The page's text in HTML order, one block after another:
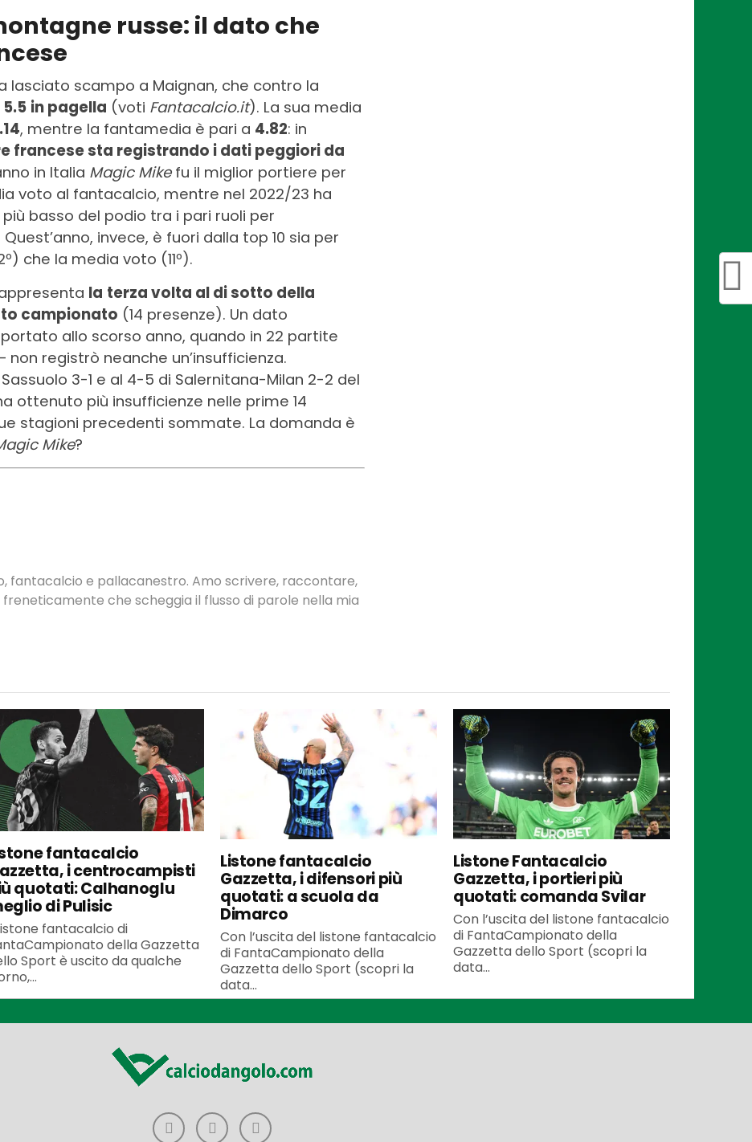
russe: il dato che
lasciato scampo a Maignan, che contro la
5.5 in pagella (voti Fantacalcio.it). La sua media
, mentre la fantamedia è pari a 4.82: in
francese sta registrando i dati peggiori da
in Italia Magic Mikefu il miglior portiere per
voto al fantacalcio, mentre nel 2022/23 ha
basso del podio tra i pari ruoli per
invece, è fuori dalla top 10 sia per
che la media voto (11º).
la terza volta al di sotto della
campionato (14 presenze). Un dato
allo scorso anno, quando in 22 partite
registrò neanche un’insufficienza.
3-1 e al 4-5 di Salernitana-Milan 2-2 del
ottenuto più insufficienze nelle prime 14
stagioni precedenti sommate. La domanda è
Mike?
fantacalcio e pallacanestro. Amo scrivere, raccontare,
che scheggia il flusso di parole nella mia
fantacalcio
i centrocampisti
quotati: Calhanoglu
di Pulisic
fantacalcio di
della Gazzetta
Sport è uscito da qualche
Listone fantacalcio
Gazzetta, i difensori più
quotati: a scuola da
Dimarco
Con l’uscita del listone fantacalcio
di FantaCampionato della
Gazzetta dello Sport (scopri la
data...
Listone Fantacalcio
Gazzetta, i portieri più
quotati: comanda Svilar
Con l’uscita del listone fantacalcio
di FantaCampionato della
Gazzetta dello Sport (scopri la
data...